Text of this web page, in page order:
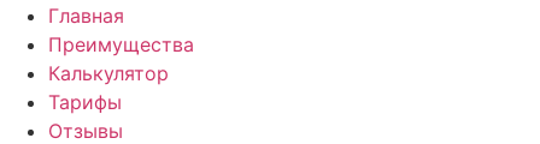
Главная
Преимущества
Калькулятор
Тарифы
Отзывы